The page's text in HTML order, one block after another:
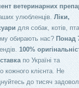
ветеринарних
улюбленців. Ліки,
для собак, котів,
обирають нас? Понад
100%
по Україні та
кожного клієнта. Не
до тисяч